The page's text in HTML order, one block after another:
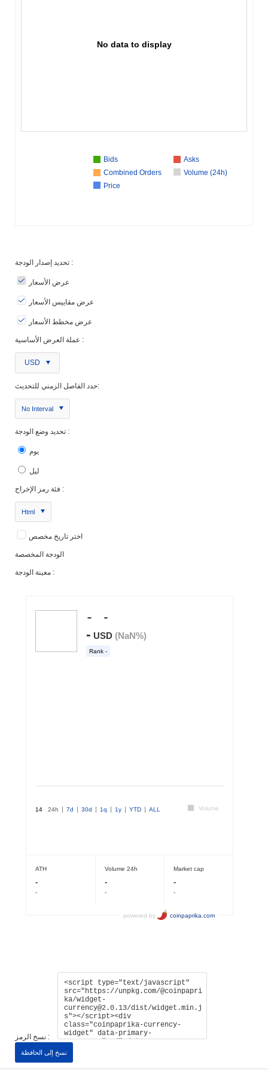
No data to display
Bids
Asks
Combined Orders
Volume (24h)
Price
تحديد إصدار الودجة :
عرض الأسعار
عرض مقاييس الأسعار
عرض مخطط الأسعار
عملة العرض الأساسية :
USD
حدد الفاصل الزمني للتحديث:
No Interval
تحديد وضع الودجة :
يوم
ليل
فئة رمز الإخراج :
Html
اختر تاريخ مخصص
الودجة المخصصة
معينة الودجة :
نسخ الرمز :
نسخ إلى الحافظة